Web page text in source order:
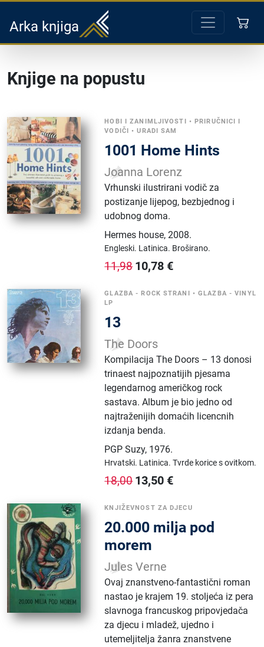
Arka knjiga
Knjige na popustu
HOBI I ZANIMLJIVOSTI •PRIRUČNICI I
VODIČI •URADI SAM
1001 Home Hints
Joanna Lorenz
Vrhunski ilustrirani vodič za
postizanje lijepog, bezbjednog i
udobnog doma.
Hermes house,2008.
Engleski. Latinica. Broširano.
11,98 10,78 €
GLAZBA - ROCK STRANI •GLAZBA - VINYL
LP
13
The Doors
Kompilacija The Doors – 13 donosi
trinaest najpoznatijih pjesama
legendarnog američkog rock
sastava. Album je bio jedno od
najtraženijih domaćih licencnih
izdanja benda.
PGP Suzy, 1976.
Hrvatski. Latinica.Tvrde korice s ovitkom.
18,00 13,50 €
KNJIŽEVNOST ZA DJECU
20.000 milja pod
morem
Jules Verne
Ovaj znanstveno-fantastični roman
nastao je krajem 19. stoljeća iz pera
slavnoga francuskog pripovjedača
za djecu i mladež, ujedno i
utemeljitelja žanra znanstvene